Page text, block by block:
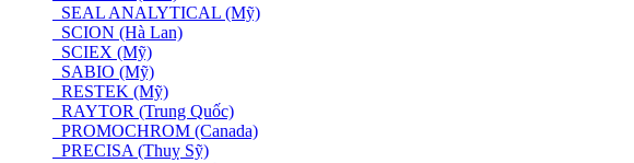
SEAL ANALYTICAL (Mỹ)
SCION (Hà Lan)
SCIEX (Mỹ)
SABIO (Mỹ)
RESTEK (Mỹ)
RAYTOR (Trung Quốc)
PROMOCHROM (Canada)
PRECISA (Thuỵ Sỹ)